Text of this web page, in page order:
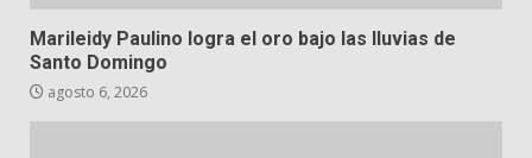
Marileidy Paulino logra el oro bajo las lluvias de
Santo Domingo
agosto 6, 2026